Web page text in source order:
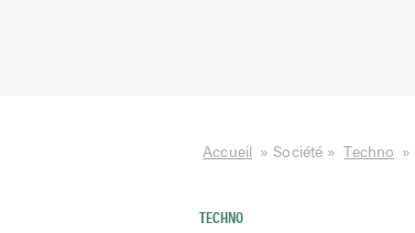
Accueil » Société » Techno »
TECHNO